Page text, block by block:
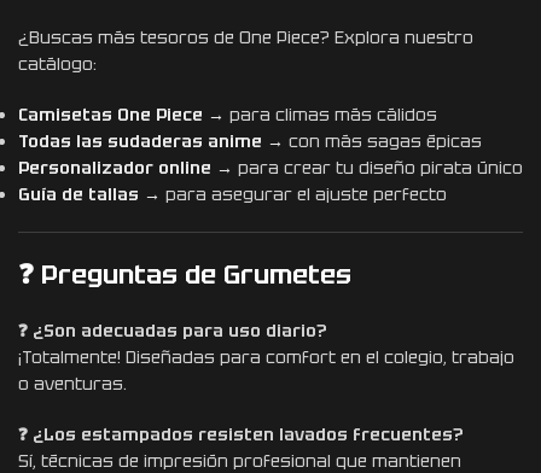
¿Buscas más tesoros de One Piece? Explora nuestro
catálogo:
Camisetas One Piece → para climas más cálidos
Todas las sudaderas anime → con más sagas épicas
Personalizador online → para crear tu diseño pirata único
Guía de tallas → para asegurar el ajuste perfecto
❓ Preguntas de Grumetes
❓ ¿Son adecuadas para uso diario?
¡Totalmente! Diseñadas para comfort en el colegio, trabajo
o aventuras.
❓ ¿Los estampados resisten lavados frecuentes?
Sí, técnicas de impresión profesional que mantienen